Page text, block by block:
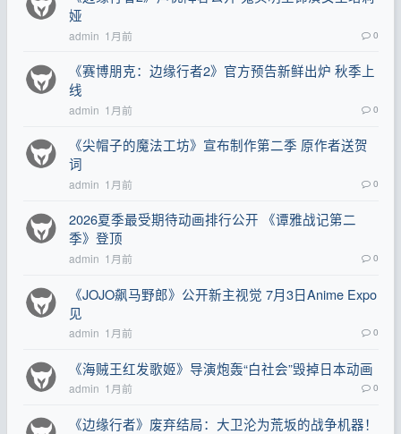
娅
admin 1月前 0
《赛博朋克：边缘行者2》官方预告新鲜出炉 秋季上
线
admin 1月前 0
《尖帽子的魔法工坊》宣布制作第二季 原作者送贺
词
admin 1月前 0
2026夏季最受期待动画排行公开 《谭雅战记第二
季》登顶
admin 1月前 0
《JOJO飙马野郎》公开新主视觉 7月3日Anime Expo
见
admin 1月前 0
《海贼王红发歌姬》导演炮轰“白社会”毁掉日本动画
admin 1月前 0
《边缘行者》废弃结局：大卫沦为荒坂的战争机器！